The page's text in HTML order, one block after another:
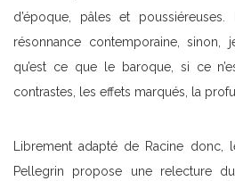
d’époque, pâles et
résonnance contemporaine, sinon,
qu’est ce que le baroque, si ce
contrastes, les effets marqués, la
Librement adapté de Racine donc,
Pellegrin propose une relecture